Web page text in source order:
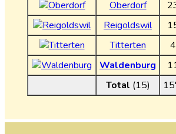
Oberdorf
Reigoldswil
Titterten
Waldenburg
Total (15)